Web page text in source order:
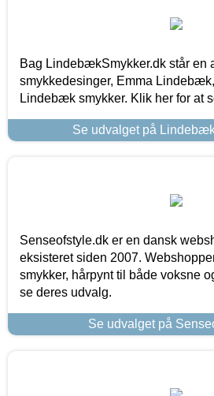
Bag LindebækSmykker.dk står en
smykkedesinger, Emma
Lindebæk smykker. Klik her for at
Se udvalget på
Senseofstyle.dk er en dansk
eksisteret siden 2007.
smykker, hårpynt til både voksne
se deres udvalg.
Se udvalget på